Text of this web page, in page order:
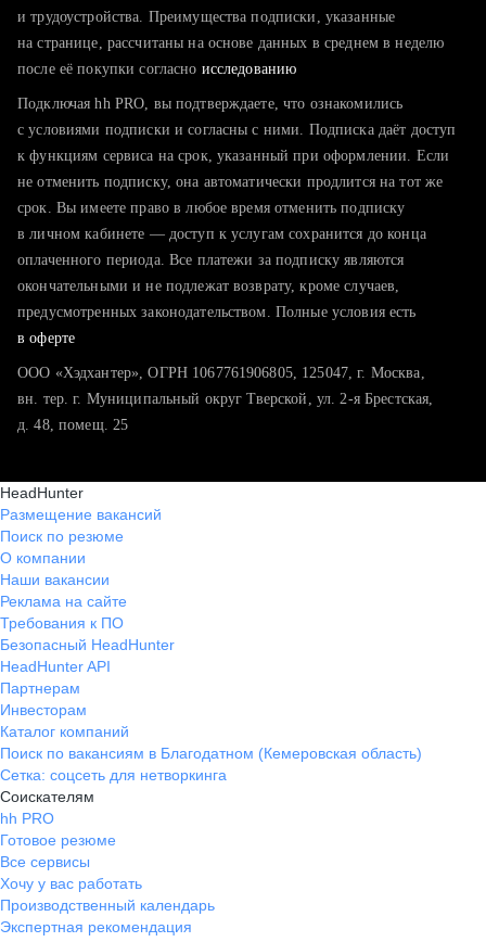
тратите много времени на поиск и вручную поднимаете
хотите сравнить себя с конкурентами и оценить шансы
и трудоустройства. Преимущества подписки, указанные
на странице, рассчитаны на основе данных в среднем в неделю
после её покупки согласно исследованию
Подключая hh PRO, вы подтверждаете, что ознакомились
с условиями подписки и согласны с ними. Подписка даёт доступ
к функциям сервиса на срок, указанный при оформлении. Если
не отменить подписку, она автоматически продлится на тот же
срок. Вы имеете право в любое время отменить подписку
в личном кабинете — доступ к услугам сохранится до конца
оплаченного периода. Все платежи за подписку являются
окончательными и не подлежат возврату, кроме случаев,
предусмотренных законодательством. Полные условия есть
в оферте
ООО «Хэдхантер», ОГРН 1067761906805, 125047, г. Москва,
вн. тер. г. Муниципальный округ Тверской, ул. 2-я Брестская,
д. 48, помещ. 25
HeadHunter
Размещение вакансий
Поиск по резюме
О компании
Наши вакансии
Реклама на сайте
Требования к ПО
Безопасный HeadHunter
HeadHunter API
Партнерам
Инвесторам
Каталог компаний
Поиск по вакансиям в Благодатном (Кемеровская область)
Сетка: соцсеть для нетворкинга
Соискателям
hh PRO
Готовое резюме
Все сервисы
Хочу у вас работать
Производственный календарь
Экспертная рекомендация